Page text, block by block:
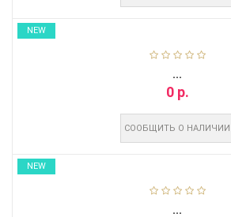
NEW
...
0 р.
СООБЩИТЬ О НАЛИЧИИ
NEW
...